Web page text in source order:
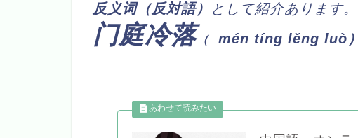
反义词（反対語） として紹介あります。
门庭冷落（ mén tíng lěng luò